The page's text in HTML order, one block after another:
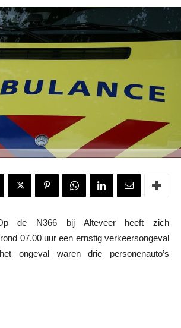
de N366 bij Alteveer heeft zich
07.00 uur een ernstig verkeersongeval
ongeval waren drie personenauto’s